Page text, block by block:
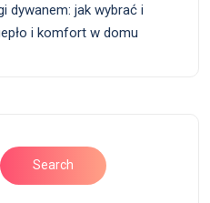
dywanem: jak wybrać i
i komfort w domu